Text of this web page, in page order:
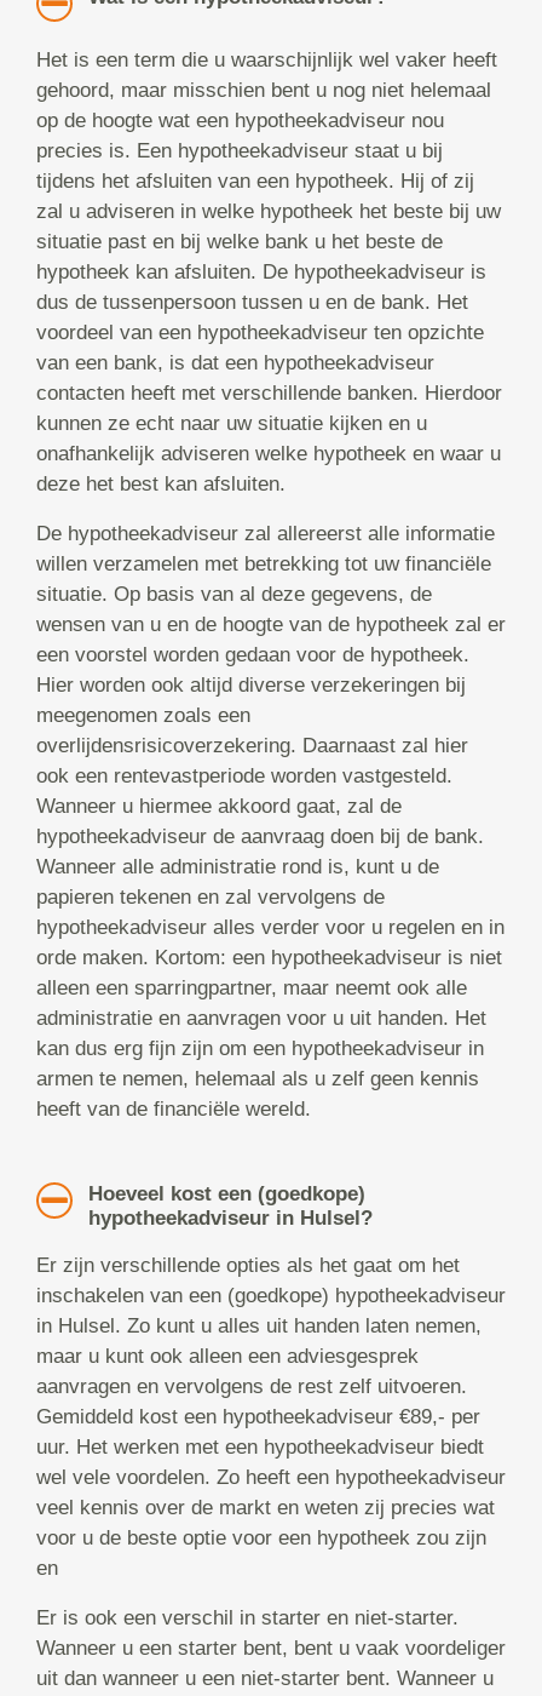
Het is een term die u waarschijnlijk wel vaker heeft
gehoord, maar misschien bent u nog niet helemaal
op de hoogte wat een hypotheekadviseur nou
precies is. Een hypotheekadviseur staat u bij
tijdens het afsluiten van een hypotheek. Hij of zij
zal u adviseren in welke hypotheek het beste bij uw
situatie past en bij welke bank u het beste de
hypotheek kan afsluiten. De hypotheekadviseur is
dus de tussenpersoon tussen u en de bank. Het
voordeel van een hypotheekadviseur ten opzichte
van een bank, is dat een hypotheekadviseur
contacten heeft met verschillende banken. Hierdoor
kunnen ze echt naar uw situatie kijken en u
onafhankelijk adviseren welke hypotheek en waar u
deze het best kan afsluiten.
De hypotheekadviseur zal allereerst alle informatie
willen verzamelen met betrekking tot uw financiële
situatie. Op basis van al deze gegevens, de
wensen van u en de hoogte van de hypotheek zal er
een voorstel worden gedaan voor de hypotheek.
Hier worden ook altijd diverse verzekeringen bij
meegenomen zoals een
overlijdensrisicoverzekering. Daarnaast zal hier
ook een rentevastperiode worden vastgesteld.
Wanneer u hiermee akkoord gaat, zal de
hypotheekadviseur de aanvraag doen bij de bank.
Wanneer alle administratie rond is, kunt u de
papieren tekenen en zal vervolgens de
hypotheekadviseur alles verder voor u regelen en in
orde maken. Kortom: een hypotheekadviseur is niet
alleen een sparringpartner, maar neemt ook alle
administratie en aanvragen voor u uit handen. Het
kan dus erg fijn zijn om een hypotheekadviseur in
armen te nemen, helemaal als u zelf geen kennis
heeft van de financiële wereld.
Hoeveel kost een (goedkope)
hypotheekadviseur in Hulsel?
Er zijn verschillende opties als het gaat om het
inschakelen van een (goedkope) hypotheekadviseur
in Hulsel. Zo kunt u alles uit handen laten nemen,
maar u kunt ook alleen een adviesgesprek
aanvragen en vervolgens de rest zelf uitvoeren.
Gemiddeld kost een hypotheekadviseur €89,- per
uur. Het werken met een hypotheekadviseur biedt
wel vele voordelen. Zo heeft een hypotheekadviseur
veel kennis over de markt en weten zij precies wat
voor u de beste optie voor een hypotheek zou zijn
en
Er is ook een verschil in starter en niet-starter.
Wanneer u een starter bent, bent u vaak voordeliger
uit dan wanneer u een niet-starter bent. Wanneer u